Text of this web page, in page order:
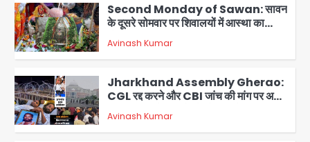
2
Second Monday of Sawan: सावन
के दूसरे सोमवार पर शिवालयों में आस्था का
सैलाब
Avinash Kumar
3
Jharkhand Assembly Gherao:
CGL रद्द करने और CBI जांच की मांग पर अड़े
छात्र, वाटर कैनन और बैरिकेडिंग तैनात
Avinash Kumar